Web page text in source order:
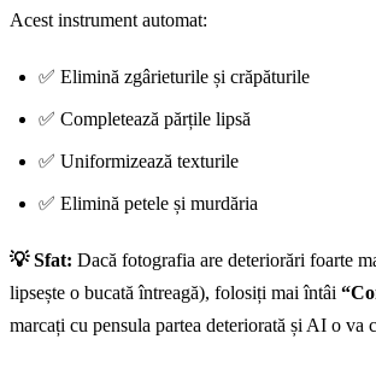
Acest instrument automat:
✅ Elimină zgârieturile și crăpăturile
✅ Completează părțile lipsă
✅ Uniformizează texturile
✅ Elimină petele și murdăria
💡 Sfat: Dacă fotografia are deteriorări foarte
lipsește o bucată întreagă), folosiți mai întâi
marcați cu pensula partea deteriorată și AI o va